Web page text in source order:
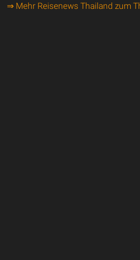
⇒ Mehr Reisenews Thailand zum